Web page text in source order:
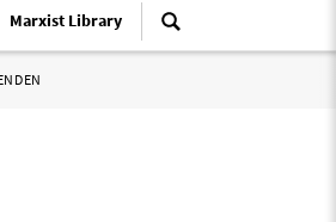
Marxist Library